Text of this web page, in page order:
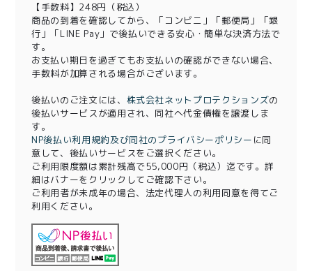
【手数料】248円（税込）
商品の到着を確認してから、「コンビニ」「郵便局」「銀
行」「LINE Pay」で後払いできる安心・簡単な決済方法で
す。
お支払い期日を過ぎてもお支払いの確認ができない場合、
手数料が加算される場合がございます。
後払いのご注文には、 株式会社ネットプロテクションズの
後払いサービスが適用され、同社へ代金債権を譲渡しま
す。
NP後払い利用規約及び同社のプライバシーポリシー に同
意して、後払いサービスをご選択ください。
ご利用限度額は累計残高で55,000円（税込）迄です。詳
細はバナーをクリックしてご確認下さい。
ご利用者が未成年の場合、法定代理人の利用同意を得てご
利用ください。